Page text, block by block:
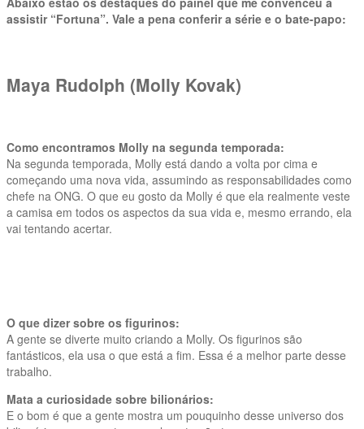
assistir “Fortuna”. Vale a pena conferir a série e o bate-papo:
Maya Rudolph (Molly Kovak)
Como encontramos Molly na segunda temporada:
Na segunda temporada, Molly está dando a volta por cima e
começando uma nova vida, assumindo as responsabilidades como
chefe na ONG. O que eu gosto da Molly é que ela realmente veste
a camisa em todos os aspectos da sua vida e, mesmo errando, ela
vai tentando acertar.
O que dizer sobre os figurinos:
A gente se diverte muito criando a Molly. Os figurinos são
fantásticos, ela usa o que está a fim. Essa é a melhor parte desse
trabalho.
Mata a curiosidade sobre bilionários:
E o bom é que a gente mostra um pouquinho desse universo dos